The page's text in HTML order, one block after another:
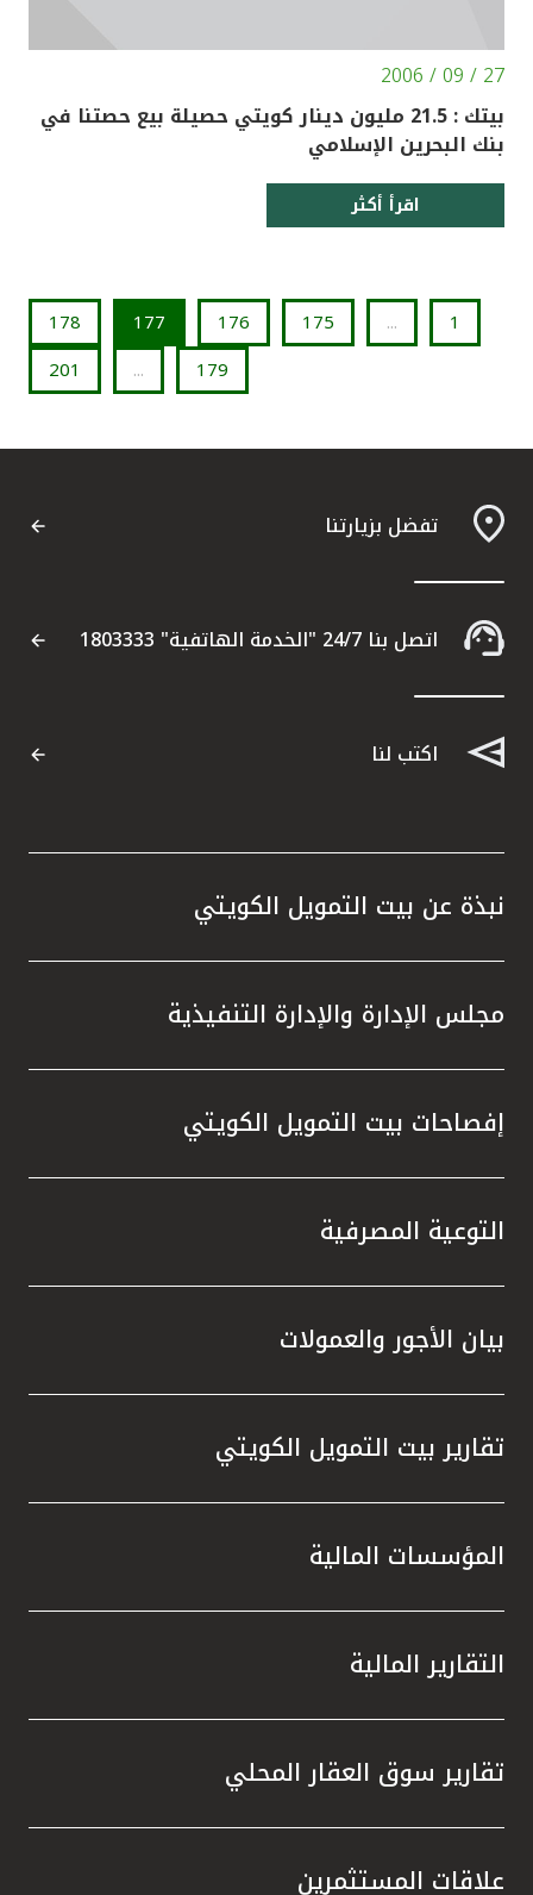
27 / 09 / 2006
بيتك : 21.5 مليون دينار كويتي حصيلة بيع حصتنا في
بنك البحرين الإسلامي
اقرأ أكثر
1
...
175
176
177
178
179
...
201
تفضل بزيارتنا
اتصل بنا 24/7 "الخدمة الهاتفية" 1803333
اكتب لنا
نبذة عن بيت التمويل الكويتي
مجلس الإدارة والإدارة التنفيذية
إفصاحات بيت التمويل الكويتي
التوعية المصرفية
بيان الأجور والعمولات
تقارير بيت التمويل الكويتي
المؤسسات المالية
التقارير المالية
تقارير سوق العقار المحلي
علاقات المستثمرين